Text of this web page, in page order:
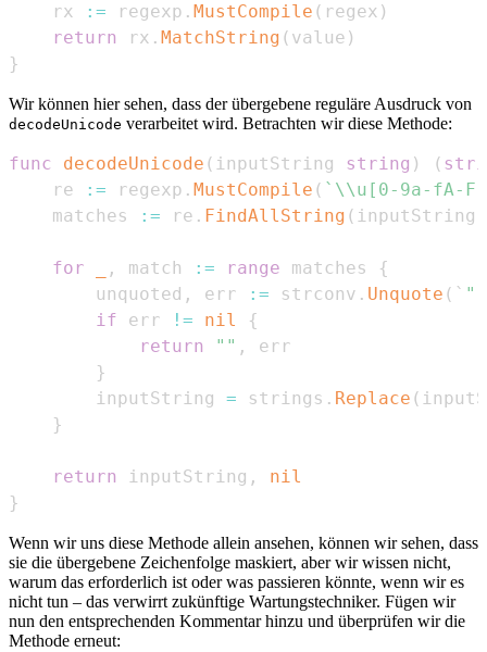
    rx
:= regexp . MustCompile ( regex )
return
rx . MatchString ( value )
}
Wir können hier sehen, dass der übergebene reguläre Ausdruck von
decodeUnicode verarbeitet wird. Betrachten wir diese Methode:
func decodeUnicode ( inputString string ) (
    re
:= regexp . MustCompile ( `\\u[0-9a-fA-
    matches
:= re . FindAllString ( inputString
for , match := range matches
{
        unquoted
, err := strconv . Unquote ( `
if err != nil
{
return
"" ,
}
        inputString
= strings . Replace (
}
return inputString ,
nil
}
Wenn wir uns diese Methode allein ansehen, können wir sehen, dass
sie die übergebene Zeichenfolge maskiert, aber wir wissen nicht,
warum das erforderlich ist oder was passieren könnte, wenn wir es
nicht tun – das verwirrt zukünftige Wartungstechniker. Fügen wir
nun den entsprechenden Kommentar hinzu und überprüfen wir die
Methode erneut: